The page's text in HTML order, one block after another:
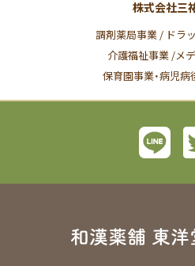
株式会社三
調剤薬局事業 / ドラ
介護福祉事業 /メ
保育園事業・病児